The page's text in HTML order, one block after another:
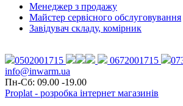
Менеджер з продажу
Майстер сервісного обслуговування
Завідувач складу, комірник
0502001715 0672001715
info@inwarm.ua
Пн-Сб: 09.00 -19.00
Proplat - розробка інтернет магазинів